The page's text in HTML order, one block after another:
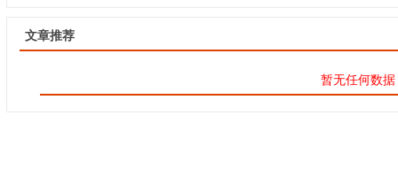
文章推荐
暂无任何数据